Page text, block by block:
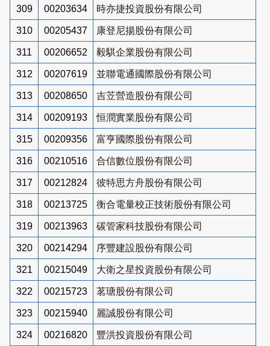
309 00203634 時亦捷投資股份有限公司
310 00205437 康登尼揚股份有限公司
311 00206652 毅騏企業股份有限公司
312 00207619 並聯電通國際股份有限公司
313 00208650 吉苙營造股份有限公司
314 00209193 恒潤實業股份有限公司
315 00209356 富亨國際股份有限公司
316 00210516 合信數位股份有限公司
317 00212824 彼特思方舟股份有限公司
318 00213725 衡合電量校正技術股份有限公司
319 00213963 碳管家科技股份有限公司
320 00214294 序豐建設股份有限公司
321 00215049 大衛之星投資股份有限公司
322 00215723 茗瑭股份有限公司
323 00215940 麗誠股份有限公司
324 00216820 豐洪投資股份有限公司